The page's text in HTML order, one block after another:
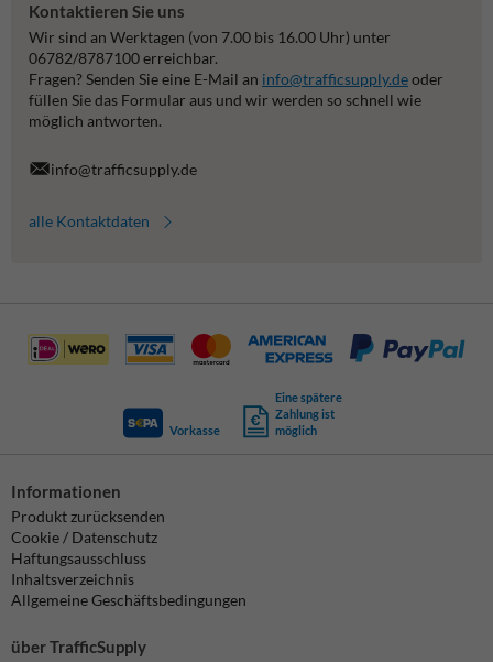
Kontaktieren Sie uns
Wir sind an Werktagen (von 7.00 bis 16.00 Uhr) unter
06782/8787100 erreichbar.
Fragen? Senden Sie eine E-Mail an info@trafficsupply.deoder
füllen Sie das Formular aus und wir werden so schnell wie
möglich antworten.
info@trafficsupply.de
alle Kontaktdaten
Vorkasse
Eine spätere
Zahlung ist
möglich
Informationen
Produkt zurücksenden
Cookie / Datenschutz
Haftungsausschluss
Inhaltsverzeichnis
Allgemeine Geschäftsbedingungen
über TrafficSupply